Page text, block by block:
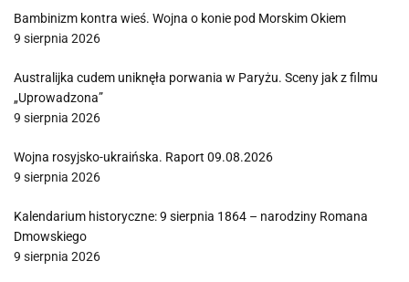
Bambinizm kontra wieś. Wojna o konie pod Morskim Okiem
9 sierpnia 2026
Australijka cudem uniknęła porwania w Paryżu. Sceny jak z filmu
„Uprowadzona”
9 sierpnia 2026
Wojna rosyjsko-ukraińska. Raport 09.08.2026
9 sierpnia 2026
Kalendarium historyczne: 9 sierpnia 1864 – narodziny Romana
Dmowskiego
9 sierpnia 2026